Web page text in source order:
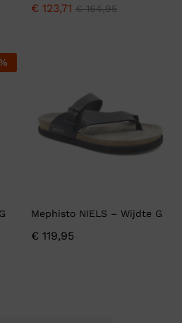
€ 123,71 €164,95
Mephisto NIELS – Wijdte G
€ 119,95